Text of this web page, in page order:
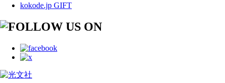
kokode.jp GIFT